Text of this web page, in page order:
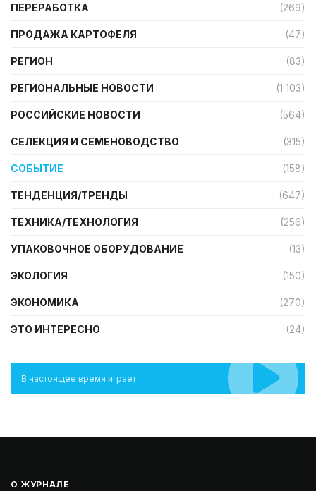
ПЕРЕРАБОТКА (269)
ПРОДАЖА КАРТОФЕЛЯ (47)
РЕГИОН (83)
РЕГИОНАЛЬНЫЕ НОВОСТИ (1 103)
РОССИЙСКИЕ НОВОСТИ (564)
СЕЛЕКЦИЯ И СЕМЕНОВОДСТВО (315)
СОБЫТИЕ (158)
ТЕНДЕНЦИЯ/ТРЕНДЫ (647)
ТЕХНИКА/ТЕХНОЛОГИЯ (256)
УПАКОВОЧНОЕ ОБОРУДОВАНИЕ (13)
ЭКОЛОГИЯ (150)
ЭКОНОМИКА (270)
ЭТО ИНТЕРЕСНО (24)
В настоящее время играет
О ЖУРНАЛЕ